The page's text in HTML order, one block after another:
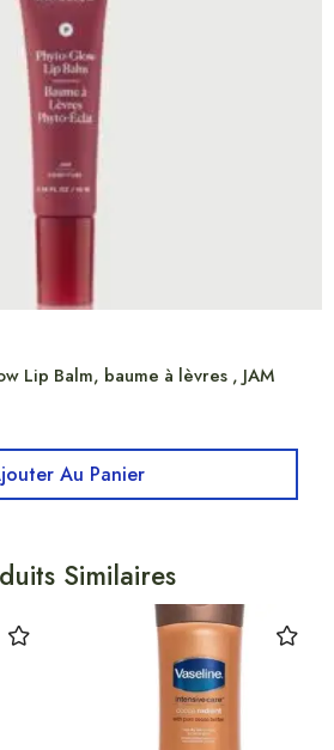
Lip Balm, baume à lèvres , JAM
Au Panier
Similaires